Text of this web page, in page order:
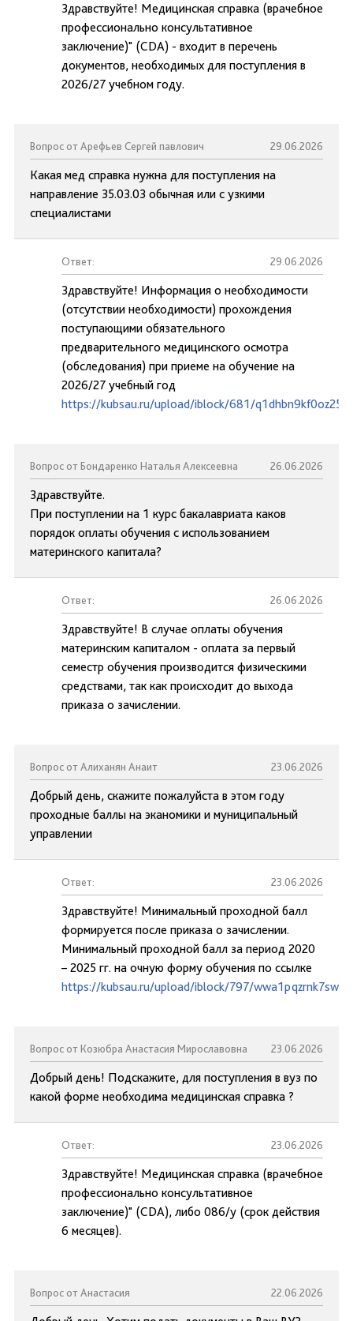
Здравствуйте! Медицинская справка (врачебное
профессионально консультативное
заключение)" (CDA) - входит в перечень
документов, необходимых для поступления в
2026/27 учебном году.
Вопрос от Арефьев Сергей павлович 29.06.2026
Какая мед справка нужна для поступления на
направление 35.03.03 обычная или с узкими
специалистами
Ответ: 29.06.2026
Здравствуйте! Информация о необходимости
(отсутствии необходимости) прохождения
поступающими обязательного
предварительного медицинского осмотра
(обследования) при приеме на обучение на
2026/27 учебный год
https://kubsau.ru/upload/iblock/681/
Вопрос от Бондаренко Наталья Алексеевна 26.06.2026
Здравствуйте.
При поступлении на 1 курс бакалавриата каков
порядок оплаты обучения с использованием
материнского капитала?
Ответ: 26.06.2026
Здравствуйте! В случае оплаты обучения
материнским капиталом - оплата за первый
семестр обучения производится физическими
средствами, так как происходит до выхода
приказа о зачислении.
Вопрос от Алиханян Анаит 23.06.2026
Добрый день, скажите пожалуйста в этом году
проходные баллы на эканомики и муниципальный
управлении
Ответ: 23.06.2026
Здравствуйте! Минимальный проходной балл
формируется после приказа о зачислении.
Минимальный проходной балл за период 2020
– 2025 гг. на очную форму обучения по ссылке
https://kubsau.ru/upload/iblock/797/
Вопрос от Козюбра Анастасия Мирославовна 23.06.2026
Добрый день! Подскажите, для поступления в вуз по
какой форме необходима медицинская справка ?
Ответ: 23.06.2026
Здравствуйте! Медицинская справка (врачебное
профессионально консультативное
заключение)" (CDA), либо 086/у (срок действия
6 месяцев).
Вопрос от Анастасия 22.06.2026